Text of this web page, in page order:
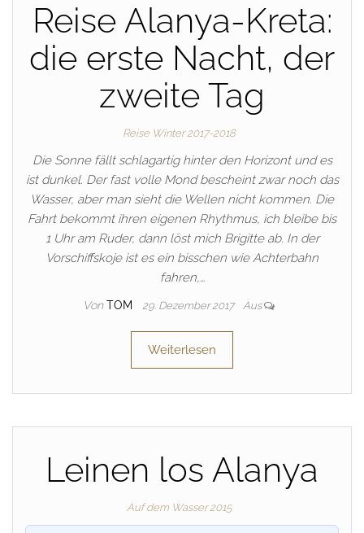
Reise Alanya-Kreta:
die erste Nacht, der
zweite Tag
Reise Winter 2017-2018
Die Sonne fällt schlagartig hinter den Horizont und es
ist dunkel. Der fast volle Mond bescheint zwar noch das
Wasser, aber man sieht die Wellen nicht kommen. Die
Fahrt bekommt ihren eigenen Rhythmus, ich bleibe bis
1 Uhr am Ruder, dann löst mich Brigitte ab. In der
Vorschiffskoje ist es ein bisschen wie Achterbahn
fahren,…
Von TOM 29. Dezember 2017 Aus
Weiterlesen
Leinen los Alanya
Auf dem Wasser 2015